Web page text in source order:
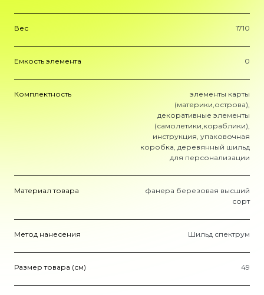
Вес 1710
Емкость элемента 0
Комплектность
элементы карты
(материки,острова),
декоративные элементы
(самолетики,кораблики),
инструкция, упаковочная
коробка, деревянный шильд
для персонализации
Материал товара
фанера березовая высший
сорт
Метод нанесения Шильд спектрум
Размер товара (см) 49